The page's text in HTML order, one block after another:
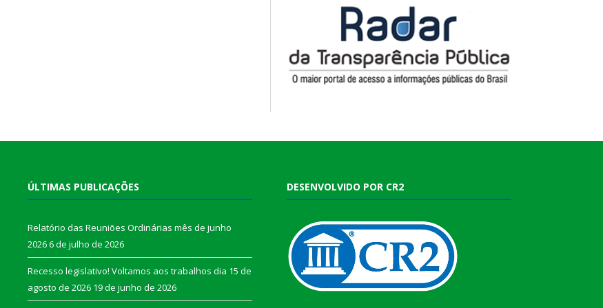
ÚLTIMAS PUBLICAÇÕES
Relatório das Reuniões Ordinárias mês de junho
20266 de julho de 2026
Recesso legislativo! Voltamos aos trabalhos dia 15 de
agosto de 2026 19 de junho de 2026
DESENVOLVIDO POR CR2